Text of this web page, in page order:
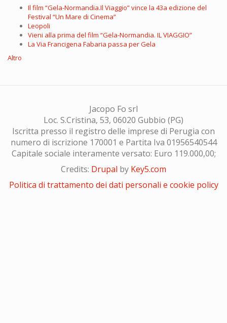
Il film “Gela-Normandia.Il Viaggio” vince la 43a edizione del
Festival “Un Mare di Cinema”
Leopoli
Vieni alla prima del film “Gela-Normandia. IL VIAGGIO”
La Via Francigena Fabaria passa per Gela
Altro
Jacopo Fo srl
Loc. S.Cristina, 53, 06020 Gubbio (PG)
Iscritta presso il registro delle imprese di Perugia con
numero di iscrizione 170001 e Partita Iva 01956540544
Capitale sociale interamente versato: Euro 119.000,00;
Credits: Drupal by Key5.com
Politica di trattamento dei dati personali e cookie policy